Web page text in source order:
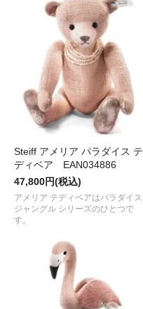
Steiff アメリア パラダイス テ
ディベア EAN034886
47,800円(税込)
アメリア テディベアはパラダイス
ジャングル シリーズのひとつで
す。